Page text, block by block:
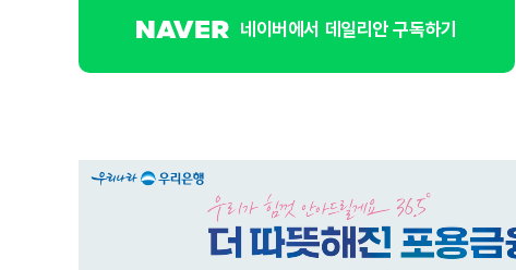
네이버에서 데일리안 구독하기